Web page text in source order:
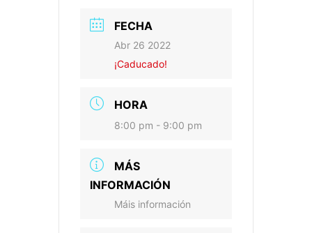
FECHA
Abr 26 2022
¡Caducado!
HORA
8:00 pm - 9:00 pm
MÁS
INFORMACIÓN
Máis información